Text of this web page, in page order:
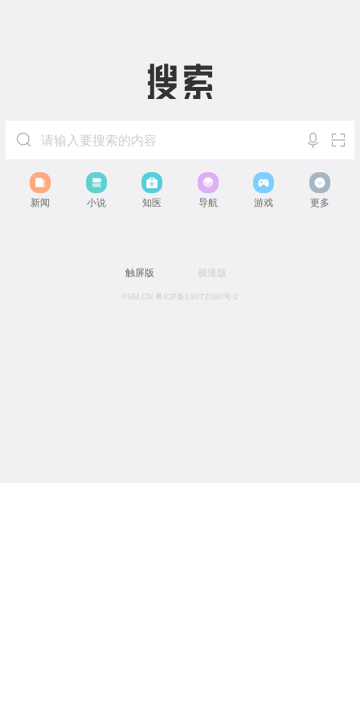
新闻 小说 知医 导航 游戏 更多
触屏版 极速版
©SM.CN 粤ICP备13072090号-2